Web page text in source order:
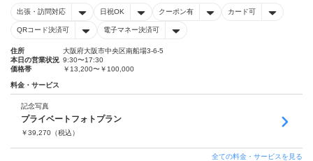
出張・訪問対応 日祝OK クーポン有 カード可
QRコード決済可 電子マネー決済可
住所
大阪府大阪市中央区南船場3-6-5
本日の営業状況 9:30〜17:30
価格帯
￥13,200〜￥100,000
料金・サービス
記念写真
プライベートフォトプラン
￥39,270 （税込）
全ての料金・サービスを見る